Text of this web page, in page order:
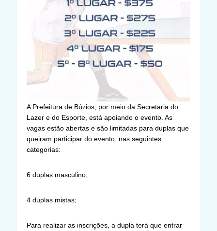
A Prefeitura de Búzios, por meio da Secretaria do
Lazer e do Esporte, está apoiando o evento. As
vagas estão abertas e são limitadas para duplas que
queiram participar do evento, nas seguintes
categorias:
6 duplas masculino;
4 duplas mistas;
Para realizar as inscrições, a dupla terá que entrar